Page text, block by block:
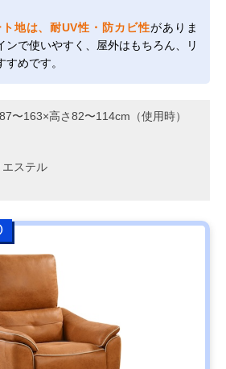
地は、耐UV性・防カビ性がありま
ンで使いやすく、屋外はもちろん、リ
めです。
〜163×高さ82〜114cm（使用時）
エステル